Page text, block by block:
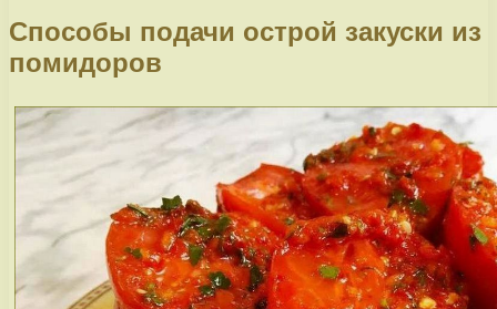
Способы подачи острой закуски из
помидоров